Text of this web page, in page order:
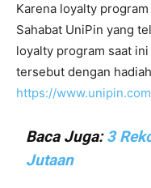
Karena loyalty
Sahabat UniPin yang
loyalty program saat
tersebut dengan
https://
Baca Juga:3
Jutaan